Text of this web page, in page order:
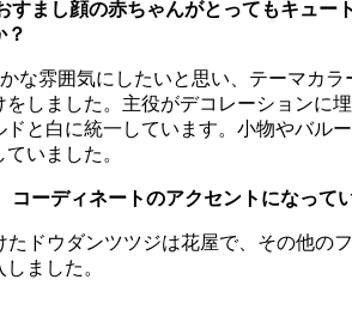
すまし顔の赤ちゃんがとってもキュー
？
な雰囲気にしたいと思い、テーマカラ
しました。主役がデコレーションに埋
と白に統一しています。小物やバルー
いました。
ーディネートのアクセントになって
たドウダンツツジは花屋で、その他の
ました。